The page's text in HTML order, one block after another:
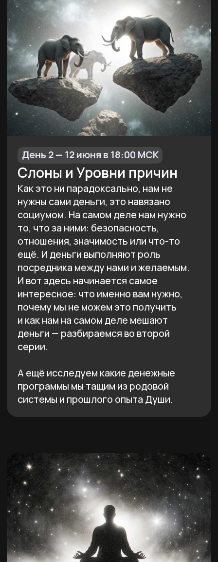
безопасности
Как пробить стеклянный потолок,
ограничивающий ваши финансы? Как
позволить себе чувствовать
безопасность от приходящих к вам
денег? Разбираем с точки зрения
ВсеЛенской Терапии ваш Порог
Безопасности и как его увеличить.
И в завершение темы Денег поговорим
о программах: какие программы
День 3 — 13 июня в 18:00 МСК
Дефициты, частотный
диапазон, состояние
лёгкости
У каждого человека есть свой
частотный диапазон — внутренняя
энергетическая «температура»,
из которой он живет на каждом
частотном диапазоне отношения
с деньгами разные. В 3 серии
высокий частотный диапазон.
А также разбираемся с темой
дефицитов: ощущением, когда денег
всегда мало, сколько бы их не было.
И самое интересное: хотите
ли вы, чтобы деньги доставались вам
в лёгкости? А знает ли вы, что такое
лёгкость, чувствуете ли вы её?
В третьей серии вы сможете
почувствовать состояние лёгкости
на себе — смелый эксперимент,
который может лишить вас
бесконечно любимой тяжести.